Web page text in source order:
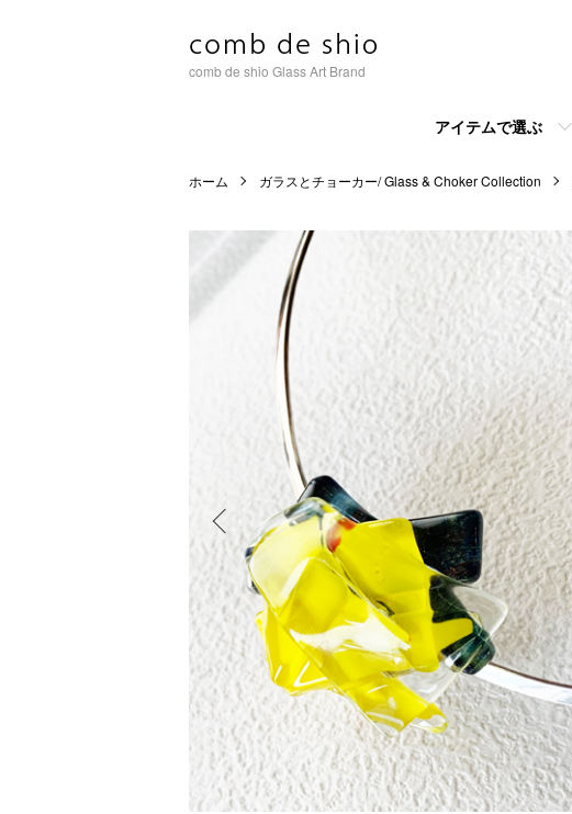
comb de shio Glass Art Brand
アイテムで選ぶ
ホーム ガラスとチョーカー/ Glass & Choker Collection